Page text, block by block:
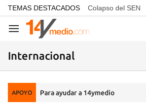
common.go-to-content
TEMAS DESTACADOS Colapso del SEN
Navegación
Internacional
APOYO Para ayudar a 14ymedio